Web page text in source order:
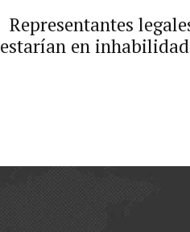
Representantes
estarían en